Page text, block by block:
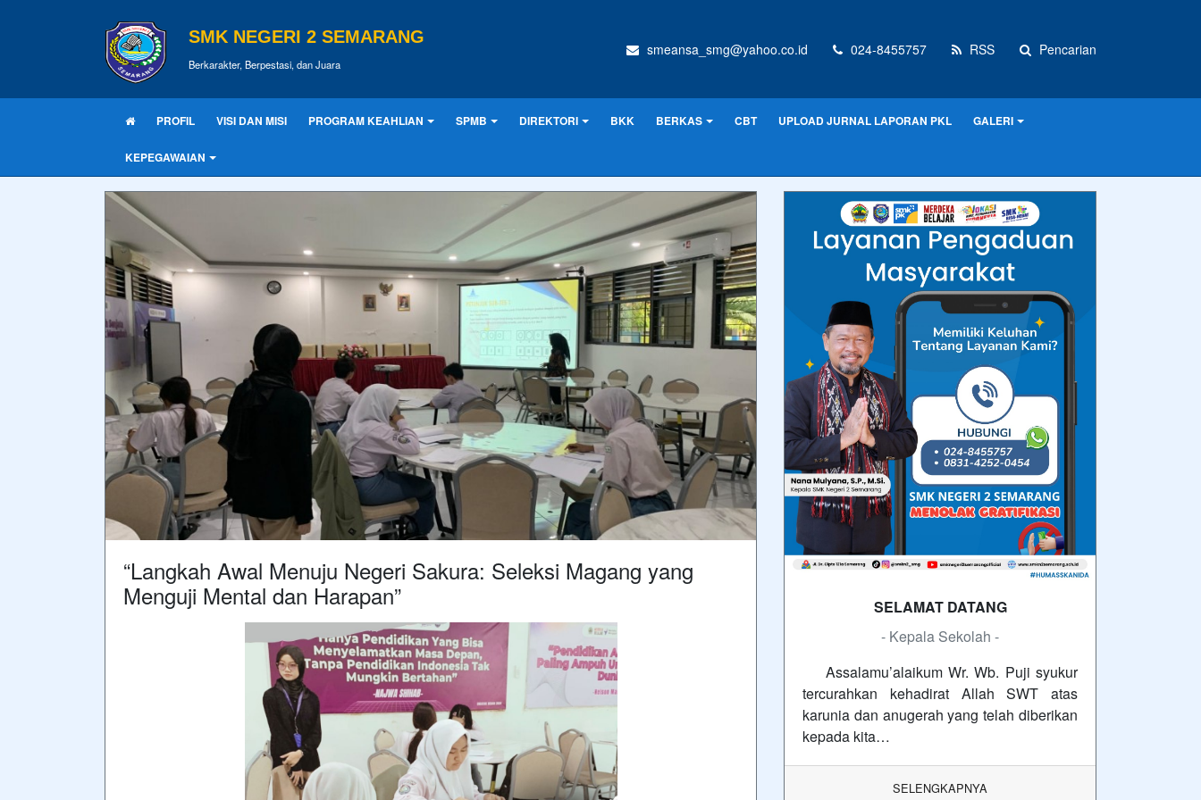
SMK NEGERI 2 SEMARANG
Berkarakter, Berpestasi, dan Juara
smeansa_smg@yahoo.co.id 024-8455757 RSS Pencarian
PROFIL VISI DAN MISI PROGRAM KEAHLIAN SPMB DIREKTORI BKK BERKAS CBT UPLOAD JURNAL LAPORAN PKL GALERI
KEPEGAWAIAN
“Langkah Awal Menuju Negeri Sakura: Seleksi Magang yang
Menguji Mental dan Harapan”
SELAMAT DATANG
- Kepala Sekolah -
Assalamu’alaikum Wr. Wb. Puji syukur
tercurahkan kehadirat Allah SWT atas
karunia dan anugerah yang telah diberikan
kepada kita…
SELENGKAPNYA